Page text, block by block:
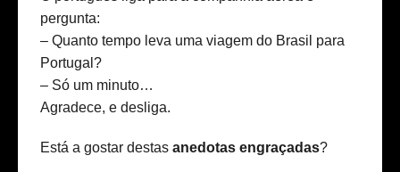
pergunta:
– Quanto tempo leva uma viagem do Brasil para
Portugal?
– Só um minuto…
Agradece, e desliga.
Está a gostar destas anedotas engraçadas?